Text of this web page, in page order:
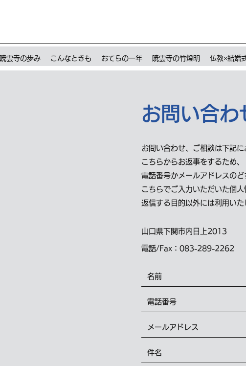
暁雲寺の歩み こんなときも おてらの一年 暁雲寺の竹燈明 仏教×結婚
お問い合わ
お問い合わせ、ご相談は下記
こちらからお返事をするため、
電話番号かメールアドレスの
こちらでご入力いただいた個人
返信する目的以外には利用いた
山口県下関市内日上2013
電話/Fax：083-289-2262